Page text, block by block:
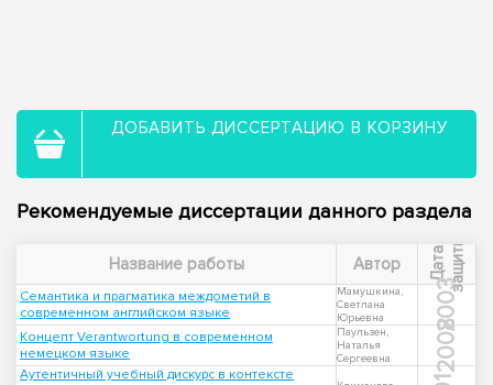
ДОБАВИТЬ ДИССЕРТАЦИЮ В КОРЗИНУ
Рекомендуемые диссертации данного раздела
Название работы Автор Д
а
т
а
з
а
щ
и
ты
Семантика и прагматика междометий в
современном английском языке
Мамушкина,
Светлана
Юрьевна
2003
Концепт Verantwortung в современном
немецком языке
Паульзен,
Наталья
Сергеевна
2008
Аутентичный учебный дискурс в контексте